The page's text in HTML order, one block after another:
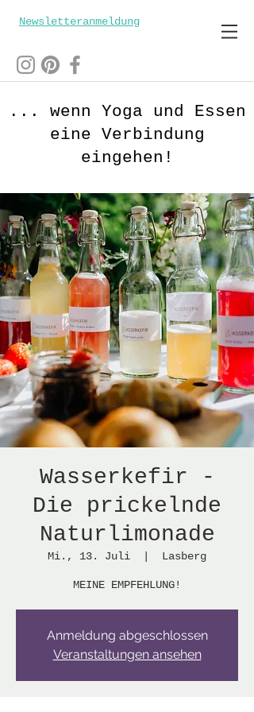
Newsletteranmeldung
... wenn Yoga und Essen
eine Verbindung
eingehen!
Wasserkefir -
Die prickelnde
Naturlimonade
Mi., 13. Juli Lasberg
MEINE EMPFEHLUNG!
Anmeldung abgeschlossen
Veranstaltungen ansehen